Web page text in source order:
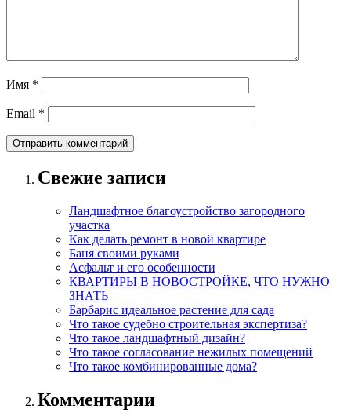
Имя *
Email *
Свежие записи
Ландшафтное благоустройство загородного
участка
Как делать ремонт в новой квартире
Баня своими руками
Асфальт и его особенности
КВАРТИРЫ В НОВОСТРОЙКЕ, ЧТО НУЖНО
ЗНАТЬ
Барбарис идеальное растение для сада
Что такое судебно строительная экспертиза?
Что такое ландшафтный дизайн?
Что такое согласование нежилых помещений
Что такое комбинированные дома?
Комментарии